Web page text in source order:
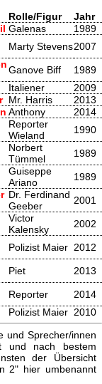
Rolle/Figur
Jahr
Galenas
1989
Marty Stevens2007
Ganove Biff
1989
Italiener
2009
Mr. Harris
2013
Anthony
2014
Reporter
Wieland
1990
Norbert
Tümmel
1989
Guiseppe
Ariano
1989
Dr. Ferdinand
Geeber
2001
Victor
Kalensky
2002
Polizist Maier 2012
Piet 2013
Reporter
2014
Polizist Maier 2010
und Sprecher/innen
und nach bestem
der Übersicht
2" hier umbenannt